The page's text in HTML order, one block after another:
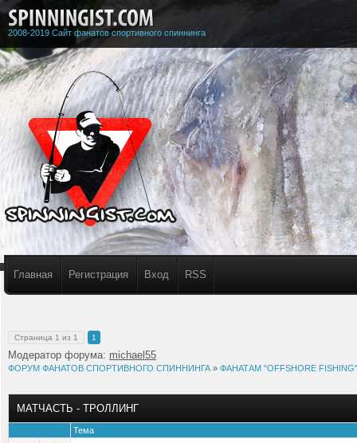
2008-2019 Сайт фанатов спортивного спиннинга
Главная Регистрация Вход RSS
Страница 1 из 1 1
Модератор форума: michael55
ФОРУМ ФАНАТОВ СПОРТИВНОГО СПИННИНГА » ФАНАТАМ "OFFSHORE
МАТЧАСТЬ - ТРОЛЛИНГ
Тема